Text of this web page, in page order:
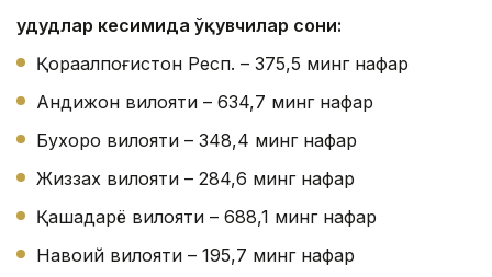
Ҳудудлар кесимида ўқувчилар сони:
Қорақалпоғистон Респ. – 375,5 минг нафар
Андижон вилояти – 634,7 минг нафар
Бухоро вилояти – 348,4 минг нафар
Жиззах вилояти – 284,6 минг нафар
Қашқадарё вилояти – 688,1 минг нафар
Навоий вилояти – 195,7 минг нафар